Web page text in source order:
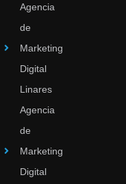
Agencia
de
Marketing
Digital
Linares
Agencia
de
Marketing
Digital